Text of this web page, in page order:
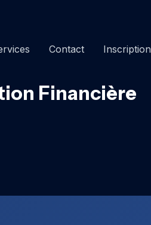
Contact Inscription
Financière